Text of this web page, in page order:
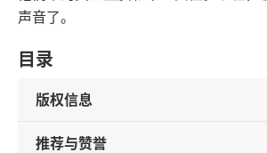
声音了。
目录
版权信息
推荐与赞誉